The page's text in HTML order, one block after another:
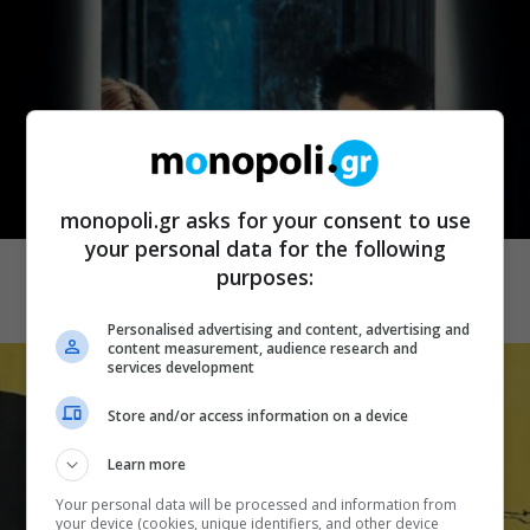
CINEMA
Ιλιγγιώδης έρωτας
monopoli.gr asks for your consent to use
your personal data for the following
purposes:
Personalised advertising and content, advertising and
content measurement, audience research and
services development
Store and/or access information on a device
Learn more
Your personal data will be processed and information from
your device (cookies, unique identifiers, and other device